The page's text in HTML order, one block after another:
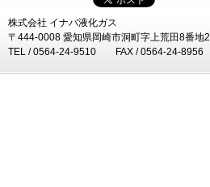
株式会社 イナバ液化ガス
〒444-0008 愛知県岡崎市洞町字上荒田8番地2
TEL / 0564-24-9510 FAX / 0564-24-8956